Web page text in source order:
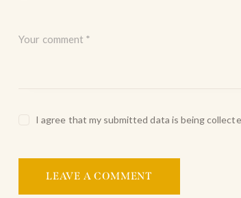
I agree that my submitted data is being